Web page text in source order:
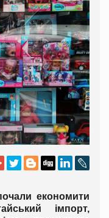
економити
імпорт,